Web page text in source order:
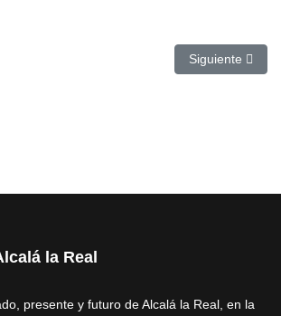
Mudarra, subcampeona de España de
Artículo
Siguiente
la Real
presente y futuro de Alcalá la Real, en la